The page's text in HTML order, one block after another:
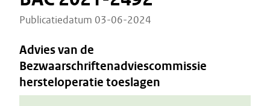
Publicatiedatum 03-06-2024
Advies van de
Bezwaarschriftenadviescommissie
hersteloperatie toeslagen